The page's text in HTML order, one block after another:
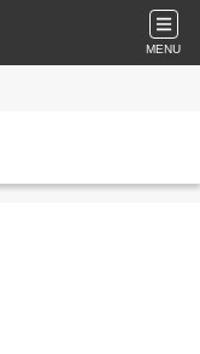
MENU